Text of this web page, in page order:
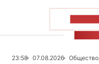
23:58 07.08.2026